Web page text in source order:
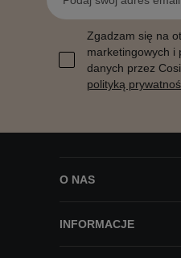
Zgadzam się na
marketingowych i
danych przez
polityką
O NAS
INFORMACJE